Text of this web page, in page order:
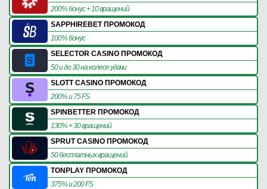
200% бонус + 10 вращений
SAPPHIREBET ПРОМОКОД
100% бонус
SELECTOR CASINO ПРОМОКОД
50 и до 30 на колесе удачи
SLOTT CASINO ПРОМОКОД
200% и 75 FS
SPINBETTER ПРОМОКОД
130% + 30 вращений
SPRUT CASINO ПРОМОКОД
50 бесплатных вращений
TONPLAY ПРОМОКОД
375% и 200 FS